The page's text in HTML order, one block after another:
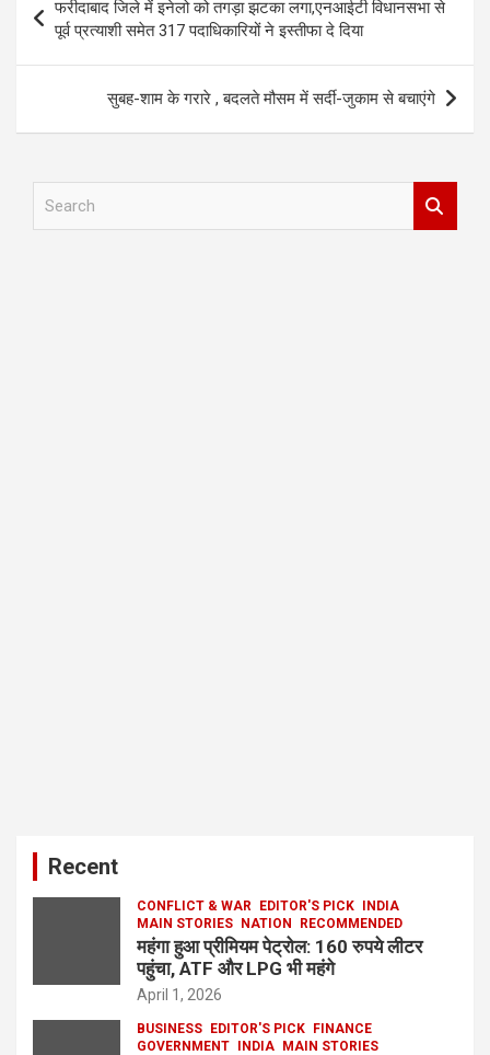
navigation
फरीदाबाद जिले में इनेलो को तगड़ा झटका लगा,एनआईटी विधानसभा से
पूर्व प्रत्याशी समेत 317 पदाधिकारियों ने इस्तीफा दे दिया
सुबह-शाम के गरारे , बदलते मौसम में सर्दी-जुकाम से बचाएंगे
Recent
CONFLICT & WAR EDITOR'S PICK
INDIA
MAIN STORIES
NATION RECOMMENDED
महंगा हुआ प्रीमियम पेट्रोल: 160 रुपये लीटर
पहुंचा, ATF और LPG भी महंगे
April 1, 2026
BUSINESS EDITOR'S PICK
FINANCE
GOVERNMENT
INDIA
MAIN STORIES